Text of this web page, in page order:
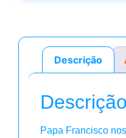
Descrição
Descrição
Papa Francisco